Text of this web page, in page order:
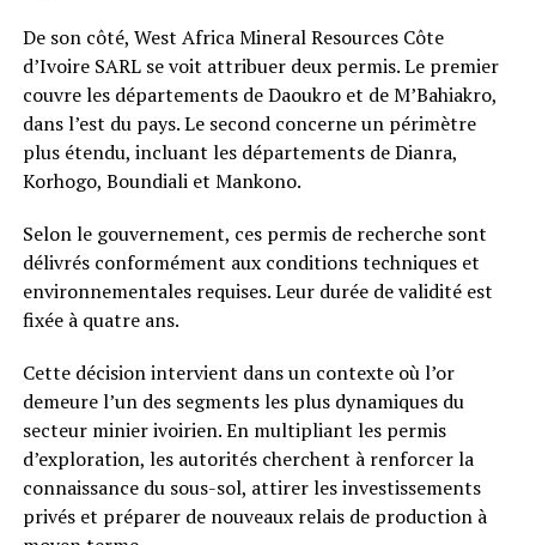
De son côté, West Africa Mineral Resources Côte
d’Ivoire SARL se voit attribuer deux permis. Le premier
couvre les départements de Daoukro et de M’Bahiakro,
dans l’est du pays. Le second concerne un périmètre
plus étendu, incluant les départements de Dianra,
Korhogo, Boundiali et Mankono.
Selon le gouvernement, ces permis de recherche sont
délivrés conformément aux conditions techniques et
environnementales requises. Leur durée de validité est
fixée à quatre ans.
Cette décision intervient dans un contexte où l’or
demeure l’un des segments les plus dynamiques du
secteur minier ivoirien. En multipliant les permis
d’exploration, les autorités cherchent à renforcer la
connaissance du sous-sol, attirer les investissements
privés et préparer de nouveaux relais de production à